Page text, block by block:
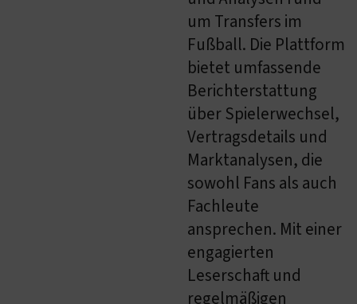
um Transfers im
Fußball. Die Plattform
bietet umfassende
Berichterstattung
über Spielerwechsel,
Vertragsdetails und
Marktanalysen, die
sowohl Fans als auch
Fachleute
ansprechen. Mit einer
engagierten
Leserschaft und
regelmäßigen